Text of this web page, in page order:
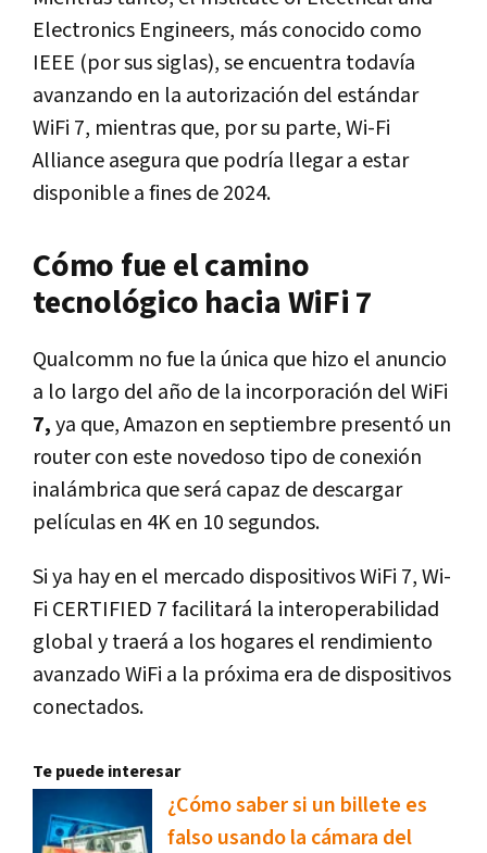
Electronics Engineers, más conocido como
IEEE (por sus siglas), se encuentra todavía
avanzando en la autorización del estándar
WiFi 7, mientras que, por su parte, Wi-Fi
Alliance asegura que podría llegar a estar
disponible a fines de 2024.
Cómo fue el camino
tecnológico hacia WiFi 7
Qualcomm no fue la única que hizo el anuncio
a lo largo del año de la incorporación del WiFi
7,ya que, Amazon en septiembre presentó un
router con este novedoso tipo de conexión
inalámbrica que será capaz de descargar
películas en 4K en 10 segundos.
Si ya hay en el mercado dispositivos WiFi 7, Wi-
Fi CERTIFIED 7 facilitará la interoperabilidad
global y traerá a los hogares el rendimiento
avanzado WiFi a la próxima era de dispositivos
conectados.
Te puede interesar
¿Cómo saber si un billete es
falso usando la cámara del